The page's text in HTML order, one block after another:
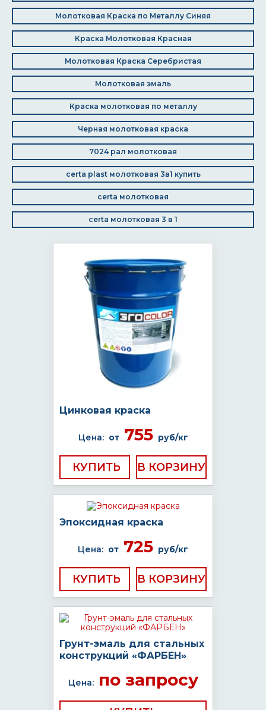
Молотковая Краска по Металлу Синяя
Краска Молотковая Красная
Молотковая Краска Серебристая
Молотковая эмаль
Краска молотковая по металлу
Черная молотковая краска
7024 рал молотковая
certa plast молотковая 3в1 купить
certa молотковая
certa молотковая 3 в 1
Цинковая краска
Цена: от755 руб/кг
КУПИТЬ
Эпоксидная краска
Цена: от 725 руб/кг
КУПИТЬ
Грунт-эмаль для стальных
конструкций «ФАРБЕН»
Цена:по запросу